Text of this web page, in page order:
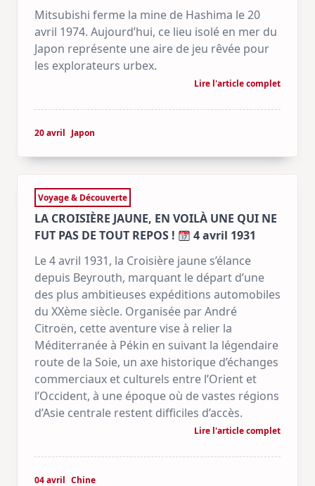
Mitsubishi ferme la mine de Hashima le 20
avril 1974. Aujourd’hui, ce lieu isolé en mer du
Japon représente une aire de jeu rêvée pour
les explorateurs urbex.
Lire l'article complet
20 avril Japon
Voyage & Découverte
LA CROISIÈRE JAUNE, EN VOILÀ UNE QUI NE
FUT PAS DE TOUT REPOS !
4 avril 1931
Le 4 avril 1931, la Croisière jaune s’élance
depuis Beyrouth, marquant le départ d’une
des plus ambitieuses expéditions automobiles
du XXème siècle. Organisée par André
Citroën, cette aventure vise à relier la
Méditerranée à Pékin en suivant la légendaire
route de la Soie, un axe historique d’échanges
commerciaux et culturels entre l’Orient et
l’Occident, à une époque où de vastes régions
d’Asie centrale restent difficiles d’accès.
Lire l'article complet
04 avril Chine